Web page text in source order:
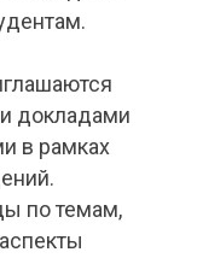
докладами
в рамках
по темам,